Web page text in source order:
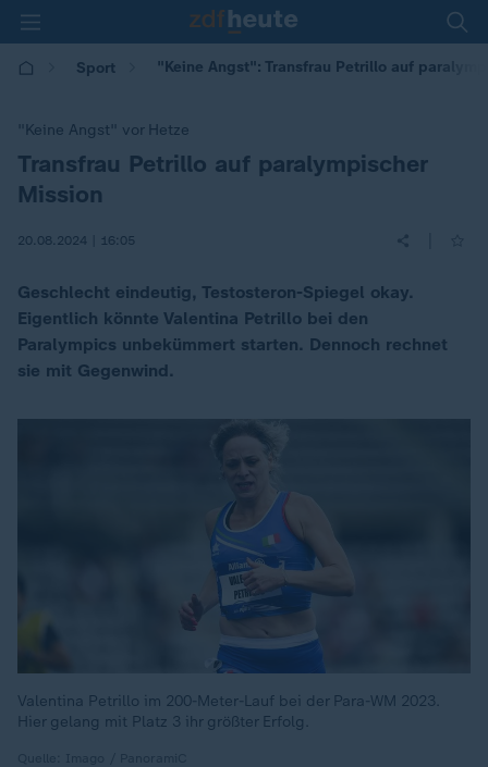
Sport "Keine Angst": Transfrau Petrillo auf
"Keine Angst" vor Hetze
:
Transfrau Petrillo auf paralympischer
Mission
20.08.2024 | 16:05
Geschlecht eindeutig, Testosteron-Spiegel okay.
Eigentlich könnte Valentina Petrillo bei den
Paralympics unbekümmert starten. Dennoch rechnet
sie mit Gegenwind.
Valentina Petrillo im 200-Meter-Lauf bei der Para-WM 2023.
Hier gelang mit Platz 3 ihr größter Erfolg.